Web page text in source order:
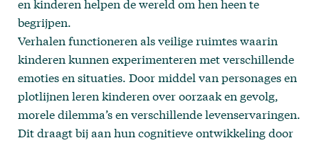
en kinderen helpen de wereld om hen heen te
begrijpen.
Verhalen functioneren als veilige ruimtes waarin
kinderen kunnen experimenteren met verschillende
emoties en situaties. Door middel van personages en
plotlijnen leren kinderen over oorzaak en gevolg,
morele dilemma’s en verschillende levenservaringen.
Dit draagt bij aan hun cognitieve ontwikkeling door